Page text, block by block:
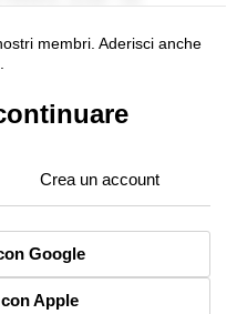
membri. Aderisci anche
Crea un account
Google
Apple